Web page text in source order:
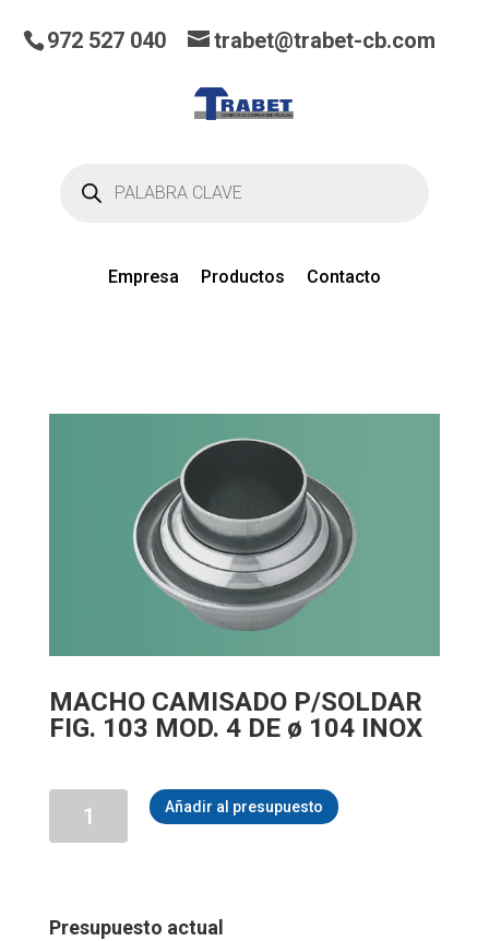
productos
Empresa Productos Contacto
972 527 040 trabet@trabet-cb.com
MACHO CAMISADO P/SOLDAR
FIG. 103 MOD. 4 DE ø 104 INOX
P/SOLDAR
4
Añadir al presupuesto
Presupuesto actual